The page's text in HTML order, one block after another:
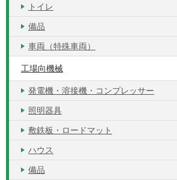
トイレ
備品
車両（特殊車両）
工場向機械
発電機・溶接機・コンプレッサー
照明器具
敷鉄板・ロードマット
ハウス
備品